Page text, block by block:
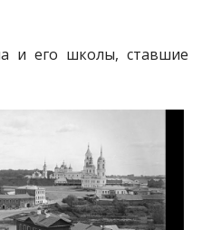
и его школы, ставшие